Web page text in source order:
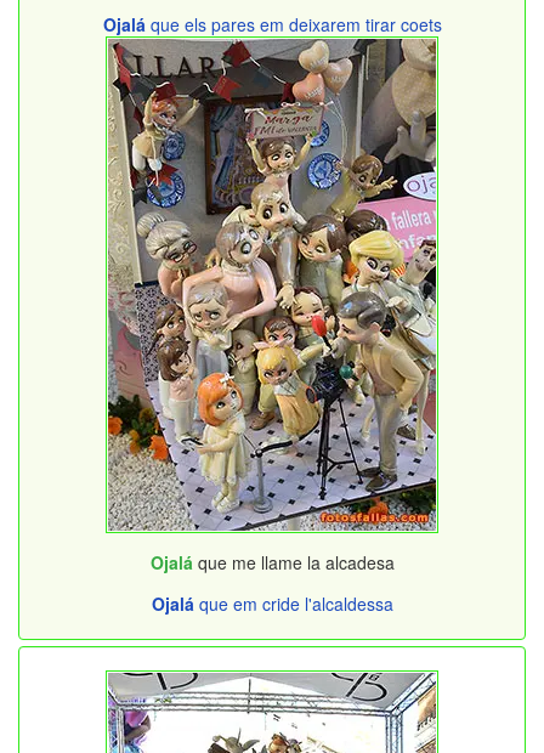
Ojalá que els pares em deixarem tirar coets
Ojalá que me llame la alcadesa
Ojalá que em cride l'alcaldessa